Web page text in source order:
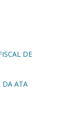
DE
DA ATA